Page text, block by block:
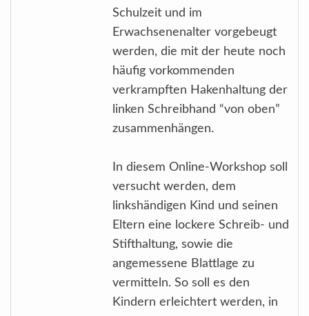
Schulzeit und im
Erwachsenenalter vorgebeugt
werden, die mit der heute noch
häufig vorkommenden
verkrampften Hakenhaltung der
linken Schreibhand “von oben”
zusammenhängen.
In diesem Online-Workshop soll
versucht werden, dem
linkshändigen Kind und seinen
Eltern eine lockere Schreib- und
Stifthaltung, sowie die
angemessene Blattlage zu
vermitteln. So soll es den
Kindern erleichtert werden, in